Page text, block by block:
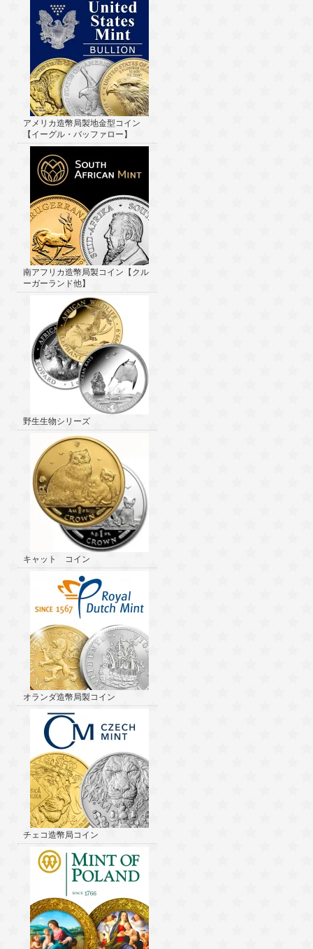
アメリカ造幣局製地金型コイン
【イーグル・バッファロー】
南アフリカ造幣局製コイン【クル
ーガーランド他】
野生生物シリーズ
キャット コイン
オランダ造幣局製コイン
チェコ造幣局コイン